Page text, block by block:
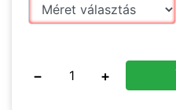
− +